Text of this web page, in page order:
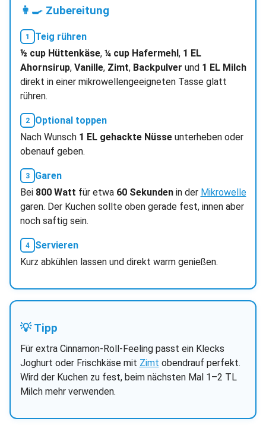
👩‍🍳 Zubereitung
Teig rühren
½ cup Hüttenkäse, ¼ cup Hafermehl , 1 EL
Ahornsirup, Vanille, Zimt, Backpulver und 1 EL Milch
direkt in einer mikrowellengeeigneten Tasse glatt
rühren.
Optional toppen
Nach Wunsch 1 EL gehackte Nüsseunterheben oder
obenauf geben.
Garen
Bei 800 Watt für etwa 60 Sekundenin der Mikrowelle
garen. Der Kuchen sollte oben gerade fest, innen aber
noch saftig sein.
Servieren
Kurz abkühlen lassen und direkt warm genießen.
💡 Tipp
Für extra Cinnamon-Roll-Feeling passt ein Klecks
Joghurt oder Frischkäse mit Zimt obendrauf perfekt.
Wird der Kuchen zu fest, beim nächsten Mal 1–2 TL
Milch mehr verwenden.